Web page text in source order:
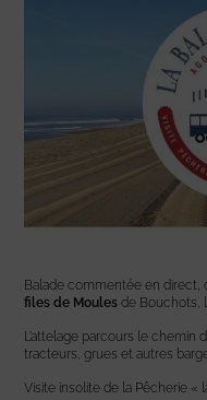
Balade commentée en direct,
files de Moules de Bouchots,
L’attelage parcours le chemin
tracteurs, grues et autres
Visite insolite de la Pêcherie «